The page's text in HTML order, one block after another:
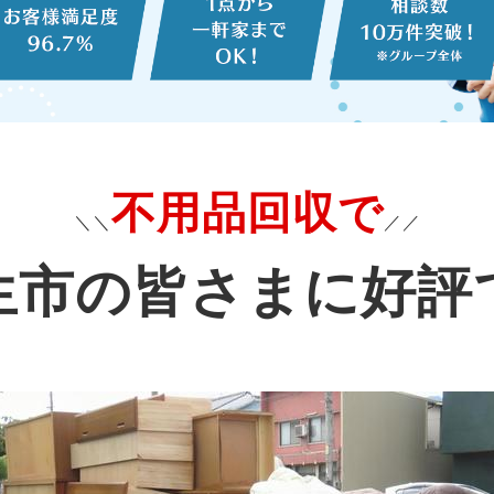
＼＼ 不用品回収で ／／
市の皆さまに好評